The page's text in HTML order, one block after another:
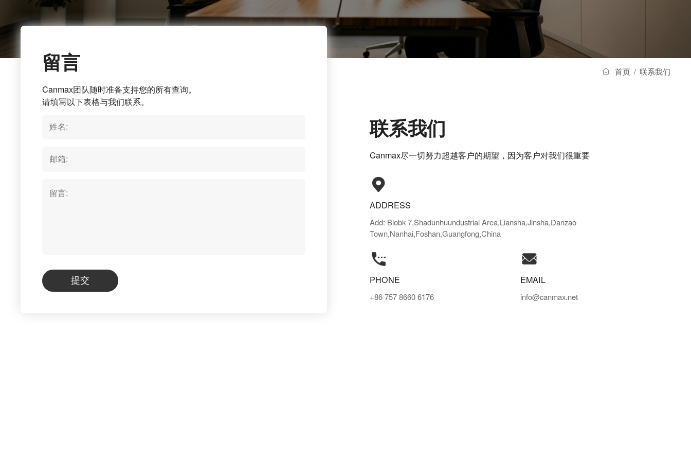
首页 / 联系我们
留言
Canmax团队随时准备支持您的所有查询。
请填写以下表格与我们联系。
联系我们
Canmax尽一切努力超越客户的期望，因为客户对我们很重要
ADDRESS
Add: Blobk 7,Shadunhuundustrial Area,Liansha,Jinsha,Danzao
Town,Nanhai,Foshan,Guangfong,China
PHONE
+86 757 8660 6176
EMAIL
info@canmax.net